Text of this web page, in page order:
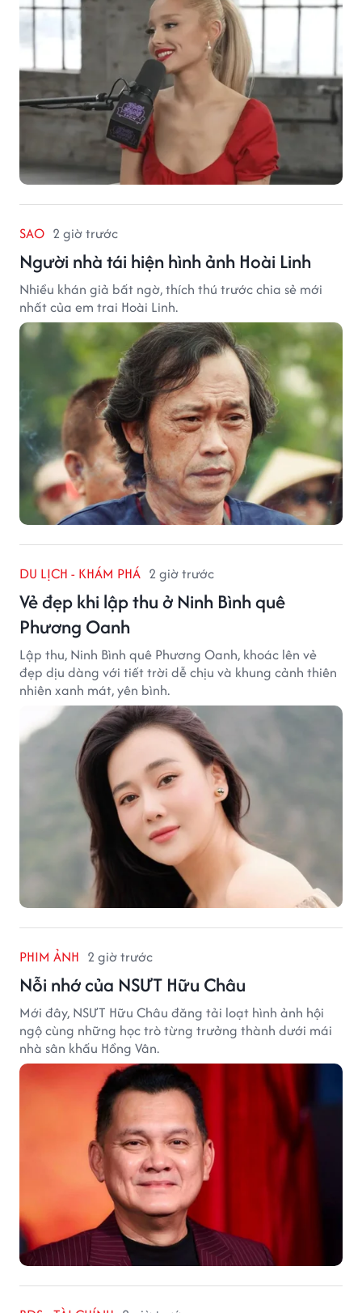
SAO 2 giờ trước
Người nhà tái hiện hình ảnh Hoài Linh
Nhiều khán giả bất ngờ, thích thú trước chia sẻ mới
nhất của em trai Hoài Linh.
DU LỊCH - KHÁM PHÁ 2 giờ trước
Vẻ đẹp khi lập thu ở Ninh Bình quê
Phương Oanh
Lập thu, Ninh Bình quê Phương Oanh, khoác lên vẻ
đẹp dịu dàng với tiết trời dễ chịu và khung cảnh thiên
nhiên xanh mát, yên bình.
PHIM ẢNH 2 giờ trước
Nỗi nhớ của NSƯT Hữu Châu
Mới đây, NSƯT Hữu Châu đăng tải loạt hình ảnh hội
ngộ cùng những học trò từng trưởng thành dưới mái
nhà sân khấu Hồng Vân.